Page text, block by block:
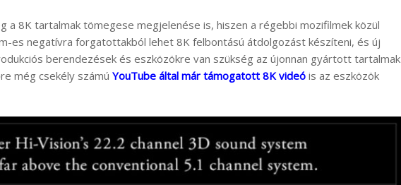
a 8K tartalmak tömegese megjelenése is, hiszen a régebbi mozifilmek közül
es negatívra forgatottakból lehet 8K felbontású átdolgozást készíteni, és új
berendezések és eszközökre van szükség az újonnan gyártott tartalmak
még csekély számú YouTube által már támogatott 8K videó is az eszközök